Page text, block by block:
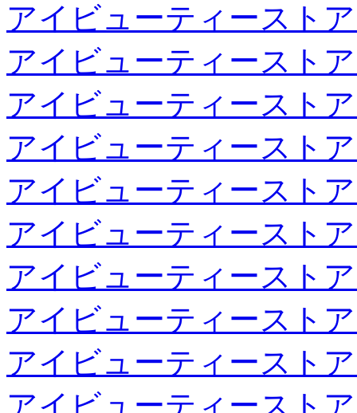
アイビューティースト
アイビューティースト
アイビューティースト
アイビューティースト
アイビューティースト
アイビューティースト
アイビューティースト
アイビューティースト
アイビューティースト
アイビューティースト